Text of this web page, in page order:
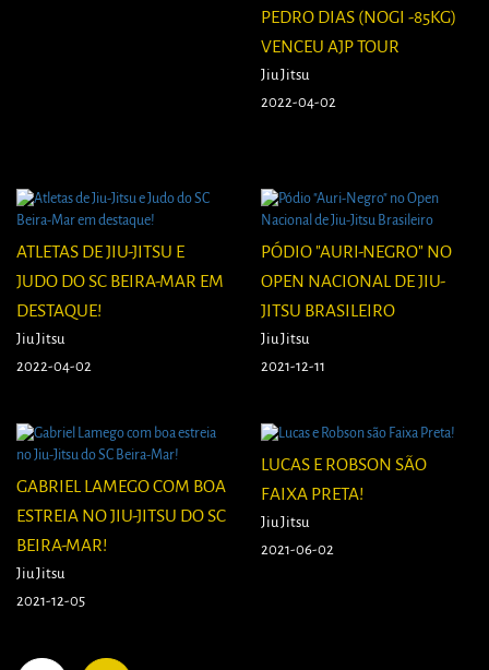
PEDRO DIAS (NOGI -85KG)
VENCEU AJP TOUR
Jiu Jitsu
2022-04-02
ATLETAS DE JIU-JITSU E
JUDO DO SC BEIRA-MAR EM
DESTAQUE!
Jiu Jitsu
2022-04-02
PÓDIO "AURI-NEGRO" NO
OPEN NACIONAL DE JIU-
JITSU BRASILEIRO
Jiu Jitsu
2021-12-11
GABRIEL LAMEGO COM BOA
ESTREIA NO JIU-JITSU DO SC
BEIRA-MAR!
Jiu Jitsu
2021-12-05
LUCAS E ROBSON SÃO
FAIXA PRETA!
Jiu Jitsu
2021-06-02